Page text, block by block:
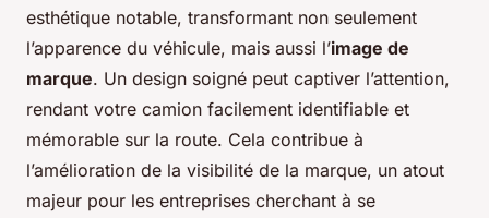
esthétique notable, transformant non seulement
l’apparence du véhicule, mais aussi l’image de
marque. Un design soigné peut captiver l’attention,
rendant votre camion facilement identifiable et
mémorable sur la route. Cela contribue à
l’amélioration de la visibilité de la marque, un atout
majeur pour les entreprises cherchant à se